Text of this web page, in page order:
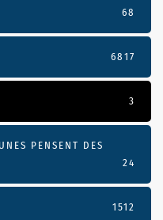
68
6817
3
PENSENT DES
24
1512